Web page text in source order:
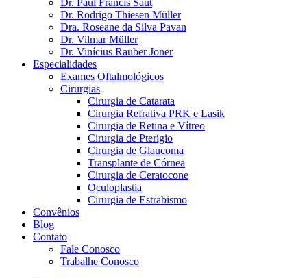
Dr. Paul Francis Saut
Dr. Rodrigo Thiesen Müller
Dra. Roseane da Silva Pavan
Dr. Vilmar Müller
Dr. Vinícius Rauber Joner
Especialidades
Exames Oftalmológicos
Cirurgias
Cirurgia de Catarata
Cirurgia Refrativa PRK e Lasik
Cirurgia de Retina e Vítreo
Cirurgia de Pterígio
Cirurgia de Glaucoma
Transplante de Córnea
Cirurgia de Ceratocone
Oculoplastia
Cirurgia de Estrabismo
Convênios
Blog
Contato
Fale Conosco
Trabalhe Conosco